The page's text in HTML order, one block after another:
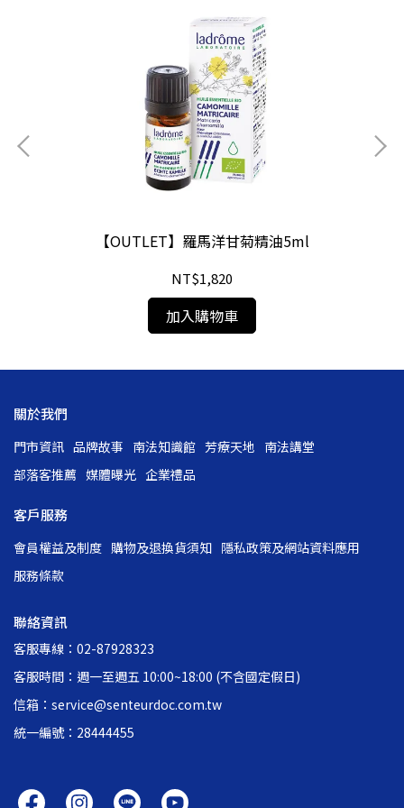
【OUTLET】羅馬洋甘菊精油5ml
NT$1,820
加入購物車
關於我們
門市資訊 品牌故事 南法知識館 芳療天地 南法講堂
部落客推薦 媒體曝光 企業禮品
客戶服務
會員權益及制度 購物及退換貨須知 隱私政策及網站資料應用
服務條款
聯絡資訊
客服專線：02-87928323
客服時間：週一至週五 10:00~18:00 (不含國定假日)
信箱：service@senteurdoc.com.tw
統一編號：28444455